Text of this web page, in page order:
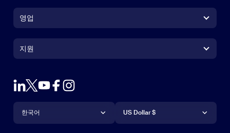
Zoom Rooms 앱Zoom Rooms 앱
Zoom Rooms Controller
Outlook 플러그인
Android 앱
영업
영업팀에 문의
데모 요청하기
웨비나 및 이벤트
Zoom 체험 센터Zoom 체험 센터
지원
지원
계정
학습 센터
언어
한국어
통화
US Dollar $